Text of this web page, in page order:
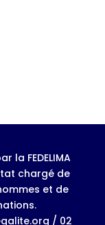
la FEDELIMA
chargé de
et de
/ 02